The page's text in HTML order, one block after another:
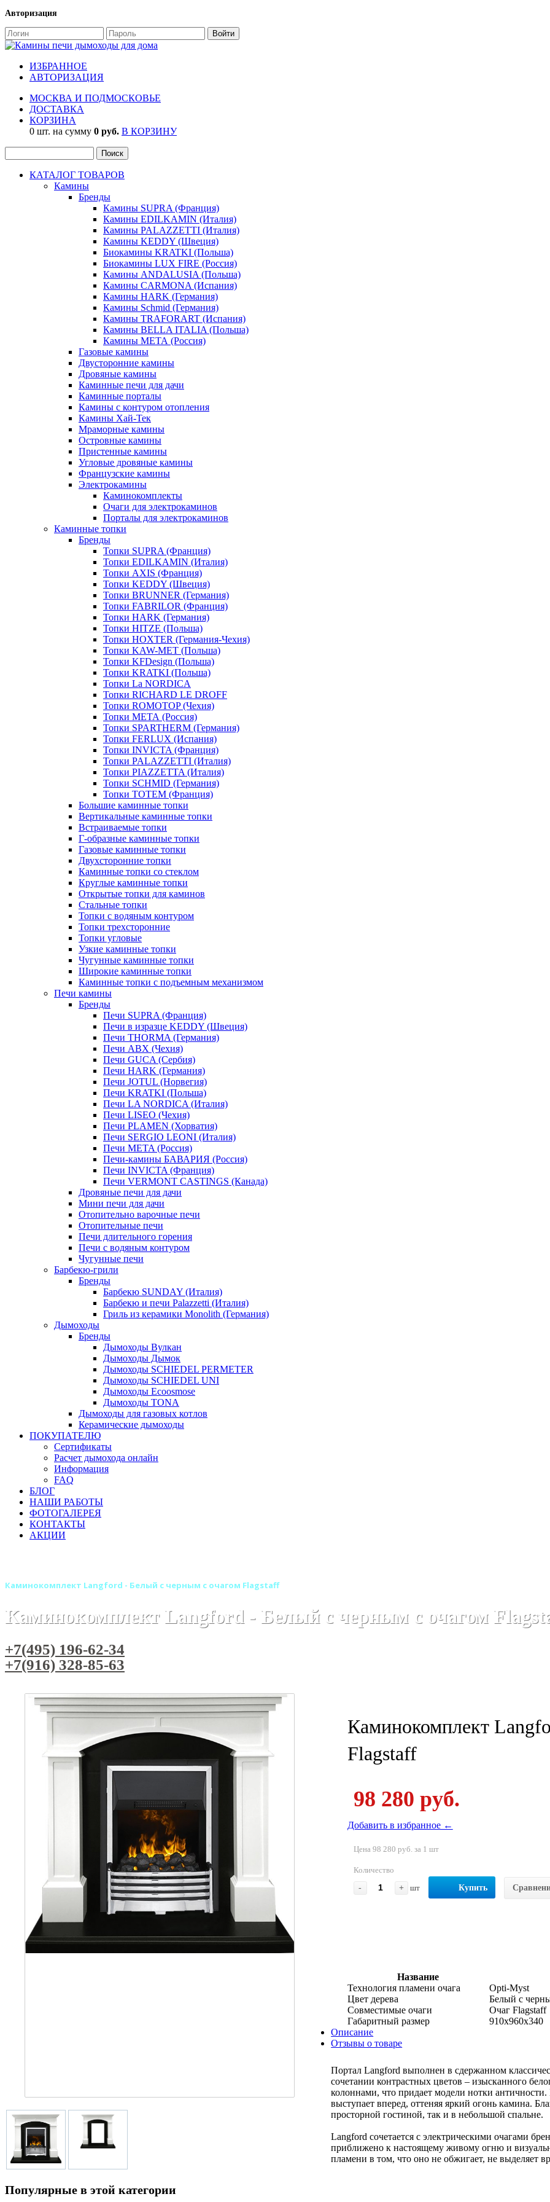
Авторизация
ИЗБРАННОЕ
АВТОРИЗАЦИЯ
МОСКВА И ПОДМОСКОВЬЕ
ДОСТАВКА
КОРЗИНА
0 шт. на сумму 0 руб. В КОРЗИНУ
КАТАЛОГ ТОВАРОВ
Камины
Бренды
Камины SUPRA (Франция)
Камины EDILKAMIN (Италия)
Камины PALAZZETTI (Италия)
Камины KEDDY (Швеция)
Биокамины KRATKI (Польша)
Биокамины LUX FIRE (Россия)
Камины ANDALUSIA (Польша)
Камины CARMONA (Испания)
Камины HARK (Германия)
Камины Schmid (Германия)
Камины TRAFORART (Испания)
Камины BELLA ITALIA (Польша)
Камины МЕТА (Россия)
Газовые камины
Двусторонние камины
Дровяные камины
Каминные печи для дачи
Каминные порталы
Камины с контуром отопления
Камины Хай-Тек
Мраморные камины
Островные камины
Пристенные камины
Угловые дровяные камины
Французские камины
Электрокамины
Каминокомплекты
Очаги для электрокаминов
Порталы для электрокаминов
Каминные топки
Бренды
Топки SUPRA (Франция)
Топки EDILKAMIN (Италия)
Топки AXIS (Франция)
Топки KEDDY (Швеция)
Топки BRUNNER (Германия)
Топки FABRILOR (Франция)
Топки HARK (Германия)
Топки HITZE (Польша)
Топки HOXTER (Германия-Чехия)
Топки KAW-MET (Польша)
Топки KFDesign (Польша)
Топки KRATKI (Польша)
Топки La NORDICA
Топки RICHARD LE DROFF
Топки ROMOTOP (Чехия)
Топки МЕТА (Россия)
Топки SPARTHERM (Германия)
Топки FERLUX (Испания)
Топки INVICTA (Франция)
Топки PALAZZETTI (Италия)
Топки PIAZZETTA (Италия)
Топки SCHMID (Германия)
Топки TOTEM (Франция)
Большие каминные топки
Вертикальные каминные топки
Встраиваемые топки
Г-образные каминные топки
Газовые каминные топки
Двухсторонние топки
Каминные топки со стеклом
Круглые каминные топки
Открытые топки для каминов
Стальные топки
Топки с водяным контуром
Топки трехсторонние
Топки угловые
Узкие каминные топки
Чугунные каминные топки
Широкие каминные топки
Каминные топки с подъемным механизмом
Печи камины
Бренды
Печи SUPRA (Франция)
Печи в изразце KEDDY (Швеция)
Печи THORMA (Германия)
Печи ABX (Чехия)
Печи GUCA (Сербия)
Печи HARK (Германия)
Печи JOTUL (Норвегия)
Печи KRATKI (Польша)
Печи LA NORDICA (Италия)
Печи LISEO (Чехия)
Печи PLAMEN (Хорватия)
Печи SERGIO LEONI (Италия)
Печи META (Россия)
Печи-камины БАВАРИЯ (Россия)
Печи INVICTA (Франция)
Печи VERMONT CASTINGS (Канада)
Дровяные печи для дачи
Мини печи для дачи
Отопительно варочные печи
Отопительные печи
Печи длительного горения
Печи с водяным контуром
Чугунные печи
Барбекю-грили
Бренды
Барбекю SUNDAY (Италия)
Барбекю и печи Palazzetti (Италия)
Гриль из керамики Monolith (Германия)
Дымоходы
Бренды
Дымоходы Вулкан
Дымоходы Дымок
Дымоходы SCHIEDEL PERMETER
Дымоходы SCHIEDEL UNI
Дымоходы Ecoosmose
Дымоходы TONA
Дымоходы для газовых котлов
Керамические дымоходы
ПОКУПАТЕЛЮ
Сертификаты
Расчет дымохода онлайн
Информация
FAQ
БЛОГ
НАШИ РАБОТЫ
ФОТОГАЛЕРЕЯ
КОНТАКТЫ
АКЦИИ
Каминокомплект Langford - Белый с черным с очагом Flagstaff
Каминокомплект Langford - Белый с черным с очагом
+7(495) 196-62-34
+7(916) 328-85-63
Каминокомплект
Flagstaff
98 280 руб.
Добавить в избранное ←
Цена 98 280 руб. за 1 шт
Количество
-
+ шт Купить
Название
Технология пламени очага
Opti-Myst
Цвет дерева
Белый с
Совместимые очаги
Очаг Flagstaff
Габаритный размер
910x960x340
Описание
Отзывы о товаре
Портал Langford выполнен в сдержанном
сочетании контрастных цветов – изысканного
колоннами, что придает модели нотки
выступает вперед, оттеняя яркий огонь камина.
просторной гостиной, так и в небольшой спальне.
Langford сочетается с электрическими очагами
приближено к настоящему живому огню и
пламени в том, что оно не обжигает, не выделяет
Популярные в этой категории